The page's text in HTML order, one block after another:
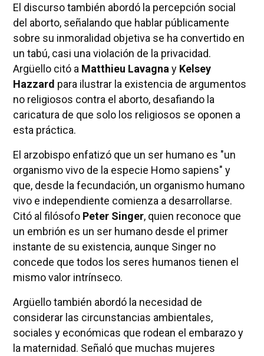
El discurso también abordó la percepción social
del aborto, señalando que hablar públicamente
sobre su inmoralidad objetiva se ha convertido en
un tabú, casi una violación de la privacidad.
Argüello citó a Matthieu Lavagna y Kelsey
Hazzard para ilustrar la existencia de argumentos
no religiosos contra el aborto, desafiando la
caricatura de que solo los religiosos se oponen a
esta práctica.
El arzobispo enfatizó que un ser humano es "un
organismo vivo de la especie Homo sapiens" y
que, desde la fecundación, un organismo humano
vivo e independiente comienza a desarrollarse.
Citó al filósofo Peter Singer, quien reconoce que
un embrión es un ser humano desde el primer
instante de su existencia, aunque Singer no
concede que todos los seres humanos tienen el
mismo valor intrínseco.
Argüello también abordó la necesidad de
considerar las circunstancias ambientales,
sociales y económicas que rodean el embarazo y
la maternidad. Señaló que muchas mujeres